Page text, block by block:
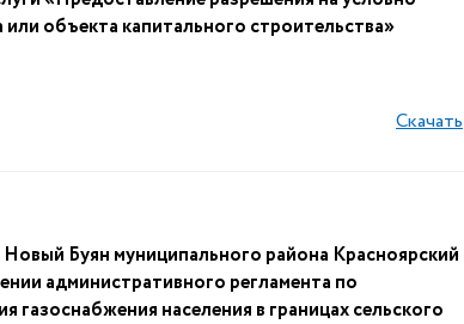
объекта капитального строительства»
Скачать
Буян муниципального района Красноярский
административного регламента по
населения в границах сельского